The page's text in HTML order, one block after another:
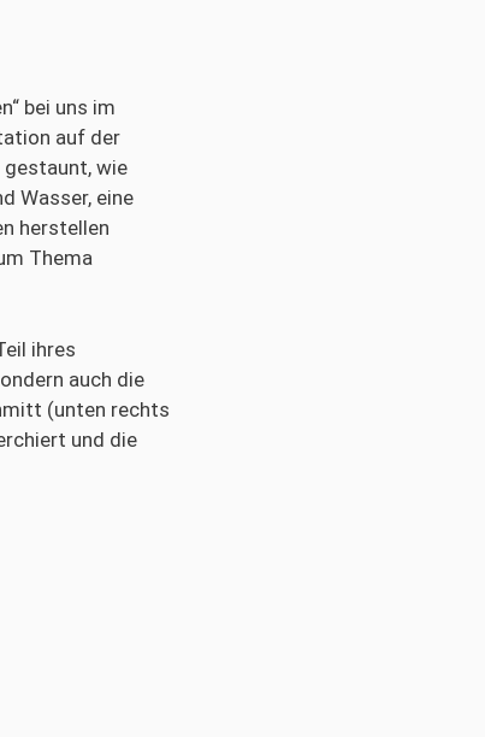
bei uns im
auf der
gestaunt, wie
Wasser, eine
herstellen
Thema
ihres
auch die
(unten rechts
und die